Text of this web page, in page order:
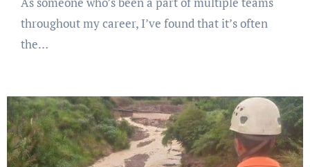
throughout my career, I’ve found that it’s often
the…